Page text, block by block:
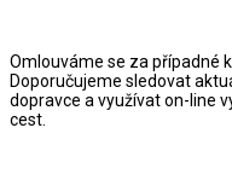
Omlouváme se za případné
Doporučujeme sledovat
dopravce a využívat on-line
cest.